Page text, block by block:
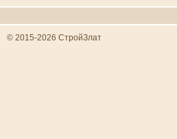
© 2015-2026 СтройЗлат